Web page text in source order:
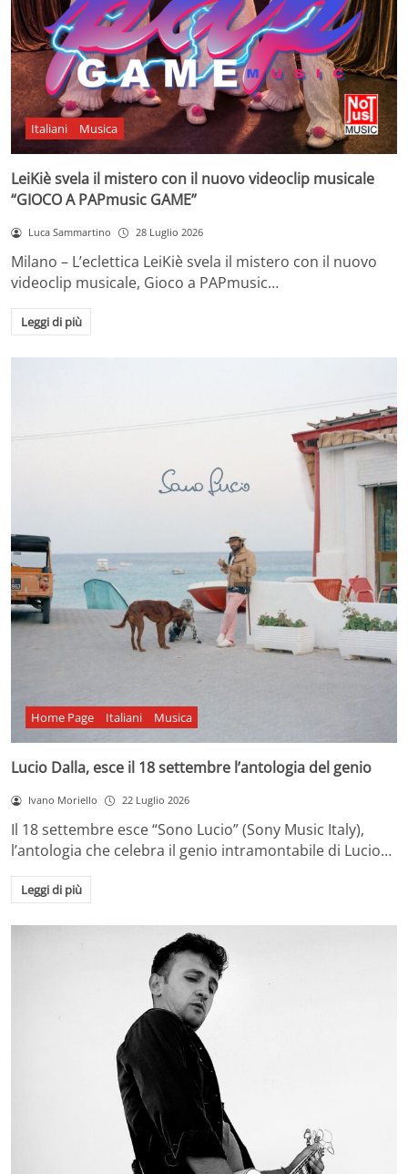
Italiani Musica
LeiKiè svela il mistero con il nuovo videoclip musicale
“GIOCO A PAPmusic GAME”
Luca Sammartino 28 Luglio 2026
Milano – L’eclettica LeiKiè svela il mistero con il nuovo
videoclip musicale, Gioco a PAPmusic…
Leggi di più
Home Page Italiani Musica
Lucio Dalla, esce il 18 settembre l’antologia del genio
Ivano Moriello 22 Luglio 2026
Il 18 settembre esce “Sono Lucio” (Sony Music Italy),
l’antologia che celebra il genio intramontabile di Lucio…
Leggi di più